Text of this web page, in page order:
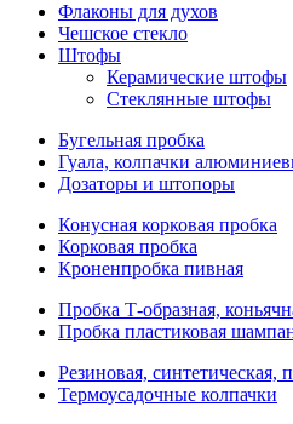
Флаконы для духов
Чешское стекло
Штофы
Керамические штофы
Стеклянные штофы
Бугельная пробка
Гуала, колпачки
Дозаторы и штопоры
Конусная корковая пробка
Корковая пробка
Кроненпробка пивная
Пробка Т-образная,
Пробка пластиковая
Резиновая, синтетическая,
Термоусадочные колпачки